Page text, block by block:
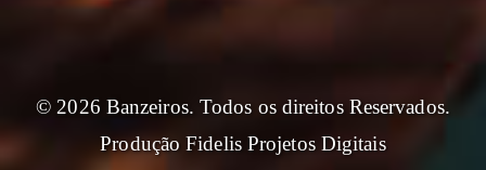
© 2026 Banzeiros. Todos os direitos Reservados.
ProduçãoFidelis Projetos Digitais